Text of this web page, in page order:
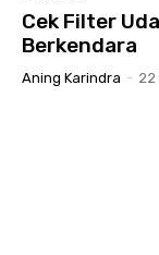
Cek Filter
Berkendara
Aning Karindra - 22